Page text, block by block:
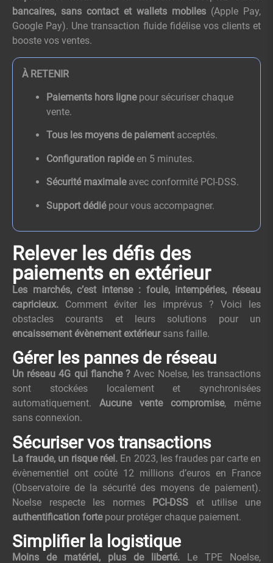
bancaires, sans contact et wallets mobiles (Apple Pay,
Google Pay). Une transaction fluide fidélise vos clients et
booste vos ventes.
À RETENIR
Paiements hors lignepour sécuriser chaque
vente.
Tous les moyens de paiementacceptés.
Configuration rapideen 5 minutes.
Sécurité maximaleavec conformité PCI-DSS.
Support dédiépour vous accompagner.
Relever les défis des
paiements en extérieur
Les marchés, c’est intense : foule, intempéries, réseau
capricieux. Comment éviter les imprévus ? Voici les
obstacles courants et leurs solutions pour un
encaissement évènement extérieursans faille.
Gérer les pannes de réseau
Un réseau 4G qui flanche ? Avec Noelse, les transactions
sont stockées localement et synchronisées
automatiquement. Aucune vente compromise, même
sans connexion.
Sécuriser vos transactions
La fraude, un risque réel. En 2023, les fraudes par carte en
évènementiel ont coûté 12 millions d’euros en France
(Observatoire de la sécurité des moyens de paiement).
Noelse respecte les normes PCI-DSS et utilise une
authentification fortepour protéger chaque paiement.
Simplifier la logistique
Moins de matériel, plus de liberté. Le TPE Noelse,